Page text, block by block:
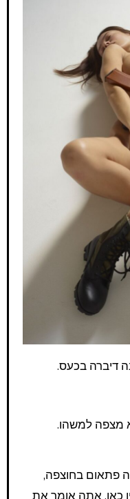
דיברה בכעס.
מצפה למשהו.
פתאום בחוצפה,